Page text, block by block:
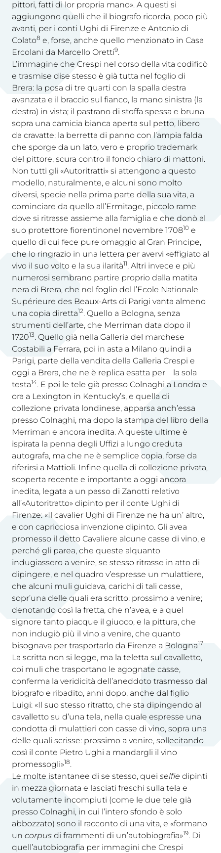
pittori, fatti di lor propria mano». A questi si
aggiungono quelli che il biografo ricorda, poco più
avanti, per i conti Ughi di Firenze e Antonio di
Colato8 e, forse, anche quello menzionato in Casa
Ercolani da Marcello Oretti9.
L’immagine che Crespi nel corso della vita codificò
e trasmise dise stesso è già tutta nel foglio di
Brera: la posa di tre quarti con la spalla destra
avanzata e il braccio sul fianco, la mano sinistra (la
destra) in vista; il pastrano di stoffa spessa e bruna
sopra una camicia bianca aperta sul petto, libero
da cravatte; la berretta di panno con l’ampia falda
che sporge da un lato, vero e proprio trademark
del pittore, scura contro il fondo chiaro di mattoni.
Non tutti gli «Autoritratti» si attengono a questo
modello, naturalmente, e alcuni sono molto
diversi, specie nella prima parte della sua vita, a
cominciare da quello all’Ermitage, piccolo rame
dove si ritrasse assieme alla famiglia e che donò al
suo protettore fiorentinonel novembre 170810 e
quello di cui fece pure omaggio al Gran Principe,
che lo ringrazio in una lettera per avervi «effigiato al
vivo il suo volto e la sua ilarità11, Altri invece e più
numerosi sembrano partire proprio dalla matita
nera di Brera, che nel foglio del l’Ecole Nationale
Supérieure des Beaux-Arts di Parigi vanta almeno
una copia diretta12. Quello a Bologna, senza
strumenti dell’arte, che Merriman data dopo il
172013. Quello già nella Galleria del marchese
Costabili a Ferrara, poi in asta a Milano quindi a
Parigi, parte della vendita della Galleria Crespi e
oggi a Brera, che ne è replica esatta per la sola
testa14. E poi le tele già presso Colnaghi a Londra e
ora a Lexington in Kentucky’s, e quella di
collezione privata londinese, apparsa anch’essa
presso Colnaghi, ma dopo la stampa del libro della
Merriman e ancora inedita. A queste ultime è
ispirata la penna degli Uffizi a lungo creduta
autografa, ma che ne è semplice copia, forse da
riferirsi a Mattioli. Infine quella di collezione privata,
scoperta recente e importante a oggi ancora
inedita, legata a un passo di Zanotti relativo
all’«Autoritratto» dipinto per il conte Ughi di
Firenze: «Il cavalier Ughi di Firenze ne ha un’ altro,
e con capricciosa invenzione dipinto. Gli avea
promesso il detto Cavaliere alcune casse di vino, e
perché gli parea, che queste alquanto
indugiassero a venire, se stesso ritrasse in atto di
dipingere, e nel quadro v’espresse un mulattiere,
che alcuni muli guidava, carichi di tali casse,
sopr’una delle quali era scritto: prossimo a venire;
denotando così la fretta, che n’avea, e a quel
signore tanto piacque il giuoco, e la pittura, che
non indugiò più il vino a venire, che quanto
bisognava per trasportarlo da Firenze a Bologna17.
La scritta non si legge, ma la teletta sul cavalletto,
coi muli che trasportano le agognate casse,
conferma la veridicità dell’aneddoto trasmesso dal
biografo e ribadito, anni dopo, anche dal figlio
Luigi: «Il suo stesso ritratto, che sta dipingendo al
cavalletto su d’una tela, nella quale espresse una
condotta di mulattieri con casse di vino, sopra una
delle quali scrisse: prossimo a venire, sollecitando
così il conte Pietro Ughi a mandargli il vino
promessogli»18.
Le molte istantanee di se stesso, quei selfie dipinti
in mezza giornata e lasciati freschi sulla tela e
volutamente incompiuti (come le due tele già
presso Colnaghi, in cui l’intero sfondo è solo
abbozzato) sono il racconto di una vita, e «formano
un corpus di frammenti di un’autobiografia»19. Di
quell’autobiografia per immagini che Crespi